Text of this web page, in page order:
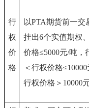
行
权
价
格
以PTA期货前一
挂出6个实值期权
价格≤5000元/吨，
＜行权价格
行权价格＞10000